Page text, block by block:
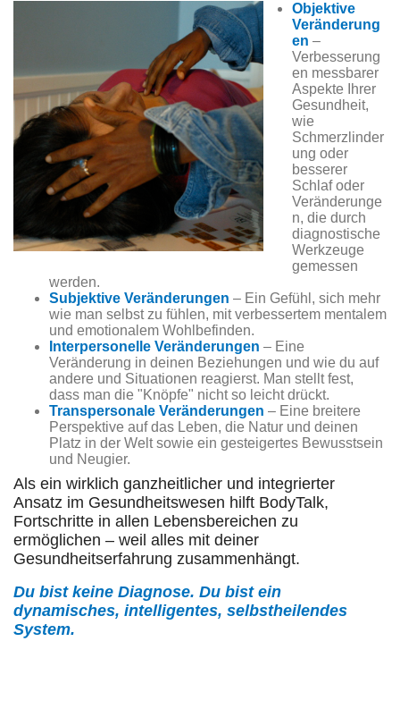
Objektive
Veränderung
en –
Verbesserung
en messbarer
Aspekte Ihrer
Gesundheit,
wie
Schmerzlinder
ung oder
besserer
Schlaf oder
Veränderunge
n, die durch
diagnostische
Werkzeuge
gemessen
werden.
Subjektive Veränderungen – Ein Gefühl, sich mehr
wie man selbst zu fühlen, mit verbessertem mentalem
und emotionalem Wohlbefinden.
Interpersonelle Veränderungen – Eine
Veränderung in deinen Beziehungen und wie du auf
andere und Situationen reagierst. Man stellt fest,
dass man die "Knöpfe" nicht so leicht drückt.
Transpersonale Veränderungen – Eine breitere
Perspektive auf das Leben, die Natur und deinen
Platz in der Welt sowie ein gesteigertes Bewusstsein
und Neugier.
Als ein wirklich ganzheitlicher und integrierter
Ansatz im Gesundheitswesen hilft BodyTalk,
Fortschritte in allen Lebensbereichen zu
ermöglichen – weil alles mit deiner
Gesundheitserfahrung zusammenhängt.
Du bist keine Diagnose. Du bist ein
dynamisches, intelligentes, selbstheilendes
System.